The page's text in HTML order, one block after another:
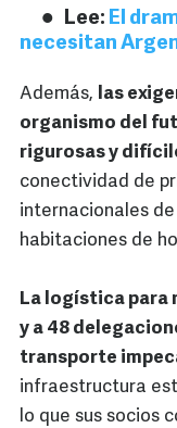
Lee: El
necesitan
Además, las
organismo del
rigurosas y
conectividad de
internacionales
habitaciones de
La logística para
y a 48
transporte
infraestructura
lo que sus socios